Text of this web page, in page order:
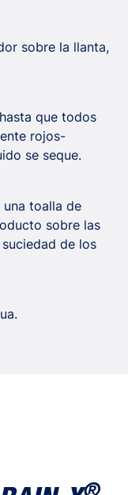
sobre la llanta,
que todos
rojos-
se seque.
toalla de
sobre las
de los